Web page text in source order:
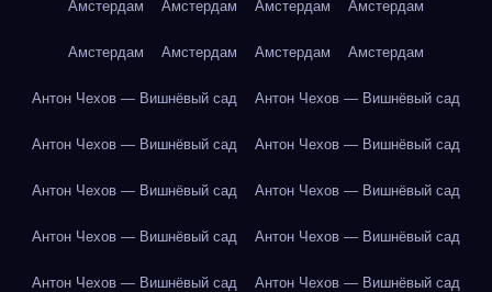
Амстердам Амстердам Амстердам Амстердам
Амстердам Амстердам Амстердам Амстердам
Антон Чехов — Вишнёвый сад Антон Чехов — Вишнёвый сад
Антон Чехов — Вишнёвый сад Антон Чехов — Вишнёвый сад
Антон Чехов — Вишнёвый сад Антон Чехов — Вишнёвый сад
Антон Чехов — Вишнёвый сад Антон Чехов — Вишнёвый сад
Антон Чехов — Вишнёвый сад Антон Чехов — Вишнёвый сад